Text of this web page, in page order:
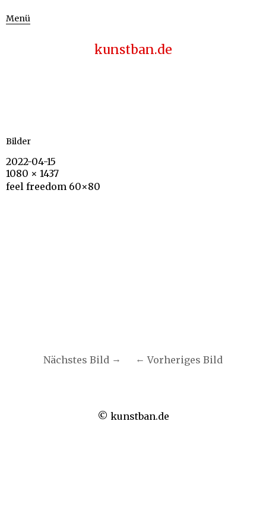
Menü
kunstban.de
Bilder
2022-04-15
1080 × 1437
feel freedom 60×80
Nächstes Bild Vorheriges Bild
© kunstban.de